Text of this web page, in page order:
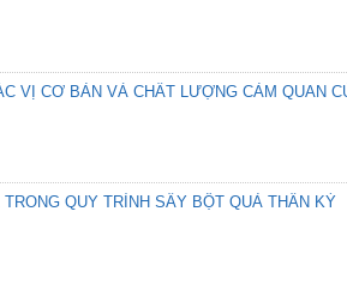
VỊ CƠ BẢN VÀ CHẤT LƯỢNG CẢM QUAN
QUY TRÌNH SẤY BỘT QUẢ THẦN KỲ